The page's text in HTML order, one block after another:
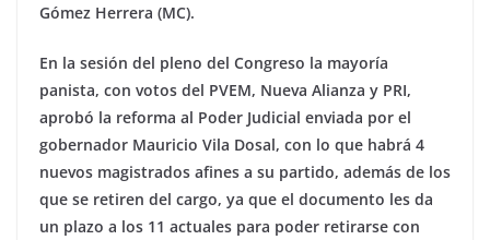
Gómez Herrera (MC).
En la sesión del pleno del Congreso la mayoría
panista, con votos del PVEM, Nueva Alianza y PRI,
aprobó la reforma al Poder Judicial enviada por el
gobernador Mauricio Vila Dosal, con lo que habrá 4
nuevos magistrados afines a su partido, además de los
que se retiren del cargo, ya que el documento les da
un plazo a los 11 actuales para poder retirarse con